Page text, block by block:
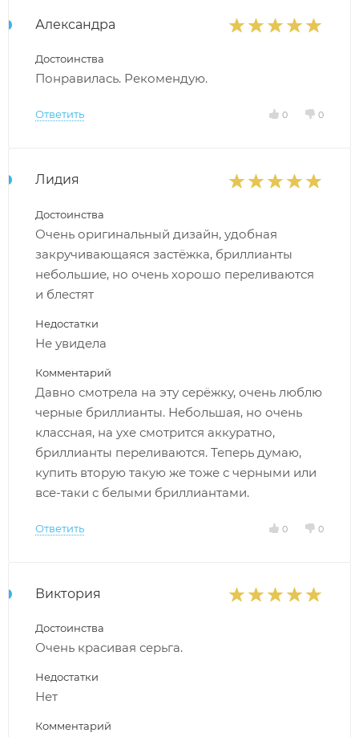
Александра
Достоинства
Понравилась. Рекомендую.
Ответить 0 0
Лидия
Достоинства
Очень оригинальный дизайн, удобная
закручивающаяся застёжка, бриллианты
небольшие, но очень хорошо переливаются
и блестят
Недостатки
Не увидела
Комментарий
Давно смотрела на эту серёжку, очень люблю
черные бриллианты. Небольшая, но очень
классная, на ухе смотрится аккуратно,
бриллианты переливаются. Теперь думаю,
купить вторую такую же тоже с черными или
все-таки с белыми бриллиантами.
Ответить 0 0
Виктория
Достоинства
Очень красивая серьга.
Недостатки
Нет
Комментарий